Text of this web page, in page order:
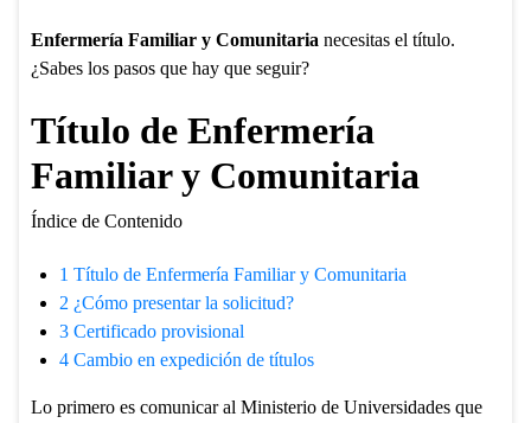
Enfermería Familiar y Comunitaria necesitas el título.
¿Sabes los pasos que hay que seguir?
Título de Enfermería
Familiar y Comunitaria
Índice de Contenido
1 Título de Enfermería Familiar y Comunitaria
2 ¿Cómo presentar la solicitud?
3Certificado provisional
4Cambio en expedición de títulos
Lo primero es comunicar al Ministerio de Universidades que